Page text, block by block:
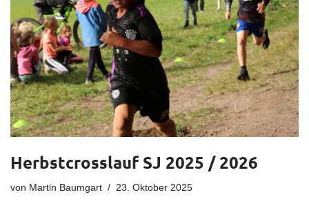
Herbstcrosslauf SJ 2025 / 2026
von Martin Baumgart 23. Oktober 2025